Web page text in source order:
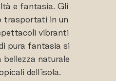
e fantasia. Gli
trasportati in un
vibranti
pura fantasia si
bellezza naturale
dell'isola.